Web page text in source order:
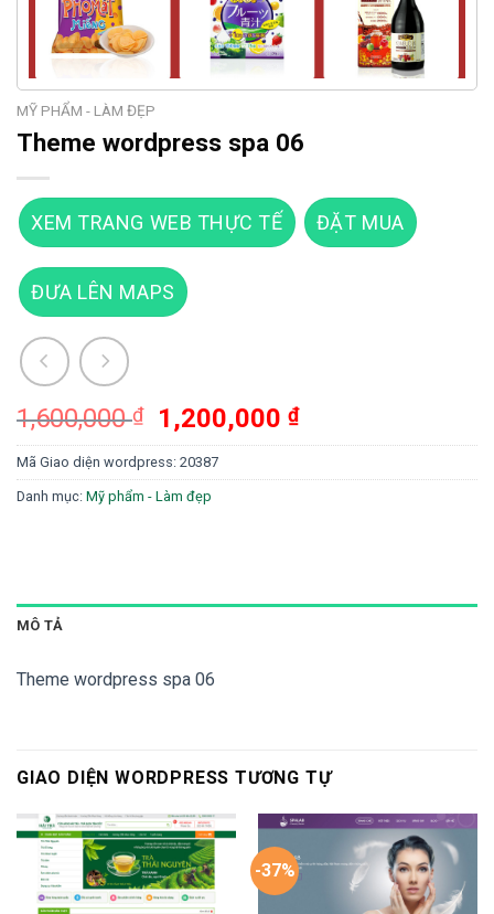
MỸ PHẨM - LÀM ĐẸP
Theme wordpress spa 06
XEM TRANG WEB THỰC TẾ ĐẶT MUA
ĐƯA LÊN MAPS
1,600,000₫
Giá
gốc
là:
1,600,000 ₫.
1,200,000₫Giá
hiện
Mã Giao diện wordpress: 20387
Danh mục: Mỹ phẩm - Làm đẹp
MÔ TẢ
Theme wordpress spa 06
GIAO DIỆN WORDPRESS TƯƠNG TỰ
-37%